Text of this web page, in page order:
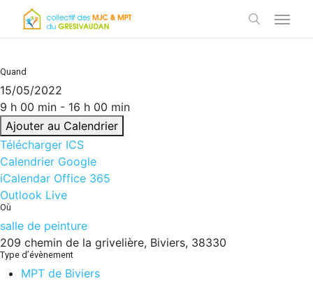
Quand
15/05/2022
9 h 00 min - 16 h 00 min
Ajouter au Calendrier
Télécharger ICS
Calendrier Google
iCalendar Office 365
Outlook Live
Où
salle de peinture
209 chemin de la grivelière, Biviers, 38330
Type d’évènement
MPT de Biviers